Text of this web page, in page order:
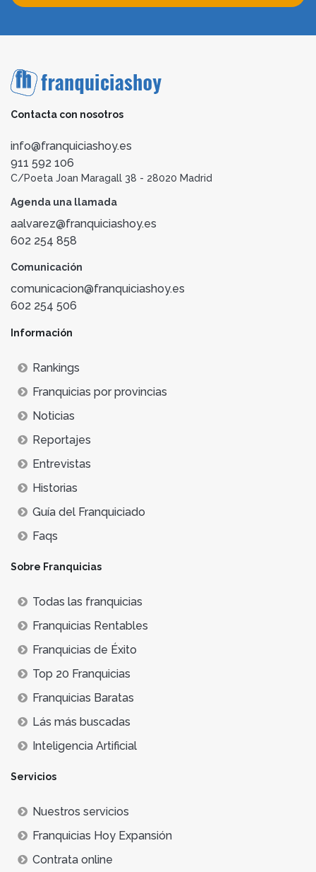
Contacta con nosotros
info@franquiciashoy.es
911 592 106
C/Poeta Joan Maragall 38 - 28020 Madrid
Agenda una llamada
aalvarez@franquiciashoy.es
602 254 858
Comunicación
comunicacion@franquiciashoy.es
602 254 506
Información
Rankings
Franquicias por provincias
Noticias
Reportajes
Entrevistas
Historias
Guía del Franquiciado
Faqs
Sobre Franquicias
Todas las franquicias
Franquicias Rentables
Franquicias de Éxito
Top 20 Franquicias
Franquicias Baratas
Lás más buscadas
Inteligencia Artificial
Servicios
Nuestros servicios
Franquicias Hoy Expansión
Contrata online